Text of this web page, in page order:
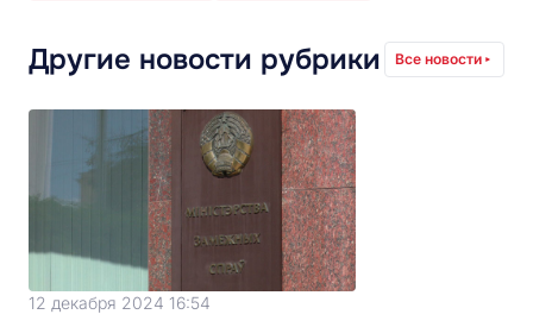
Другие новости рубрики Все новости
12 декабря 2024 16:54